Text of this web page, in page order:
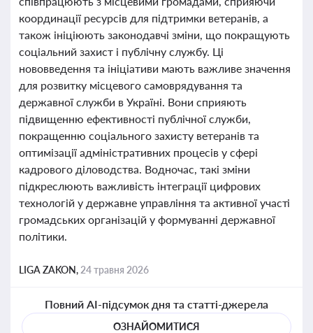
координації ресурсів для підтримки ветеранів, а
також ініціюють законодавчі зміни, що покращують
соціальний захист і публічну службу. Ці
нововведення та ініціативи мають важливе значення
для розвитку місцевого самоврядування та
державної служби в Україні. Вони сприяють
підвищенню ефективності публічної служби,
покращенню соціального захисту ветеранів та
оптимізації адміністративних процесів у сфері
кадрового діловодства. Водночас, такі зміни
підкреслюють важливість інтеграції цифрових
технологій у державне управління та активної участі
громадських організацій у формуванні державної
політики.
LIGA ZAKON, 24 травня 2026
Повний AI-підсумок дня та статті-джерела
ОЗНАЙОМИТИСЯ